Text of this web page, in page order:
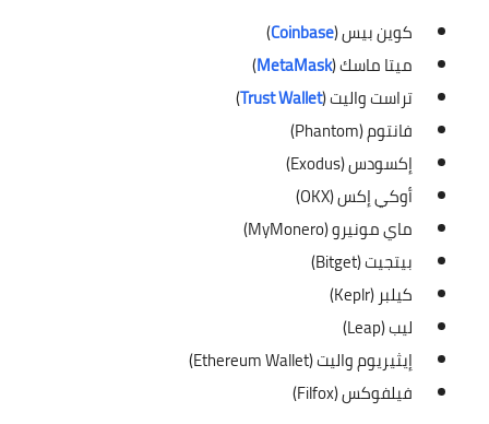
كوين بيس (Coinbase
)
ميتا ماسك (MetaMask
)
تراست واليت (Trust Wallet
)
فانتوم (Phantom)
إكسودس (Exodus)
أوكي إكس (OKX)
ماي مونيرو (MyMonero)
بيتجيت (Bitget)
كيلبر (Keplr)
ليب (Leap)
إيثيريوم واليت (Ethereum Wallet)
فيلفوكس (Filfox)